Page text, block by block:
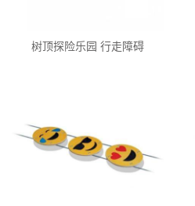
树顶探险乐园 行走障碍